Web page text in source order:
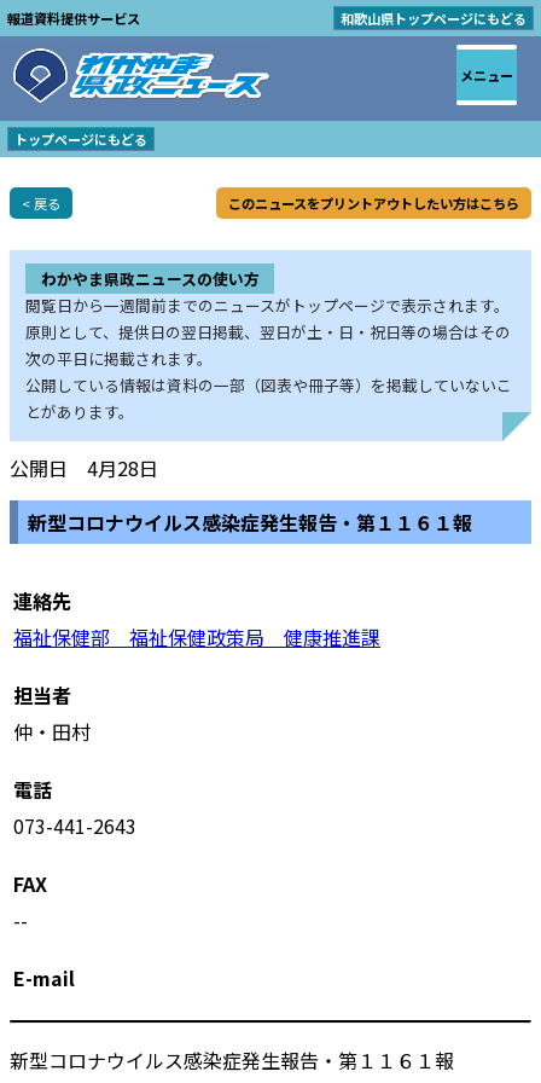
報道資料提供サービス 和歌山県トップページにもどる
トップページにもどる
< 戻る このニュースをプリントアウトしたい方はこちら
わかやま県政ニュースの使い方
閲覧日から一週間前までのニュースがトップページで表示されます。
原則として、提供日の翌日掲載、翌日が土・日・祝日等の場合はその
次の平日に掲載されます。
公開している情報は資料の一部（図表や冊子等）を掲載していないこ
とがあります。
公開日 4月28日
新型コロナウイルス感染症発生報告・第１１６１報
連絡先
福祉保健部 福祉保健政策局 健康推進課
担当者
仲・田村
電話
073-441-2643
FAX
--
E-mail
新型コロナウイルス感染症発生報告・第１１６１報
メニュー